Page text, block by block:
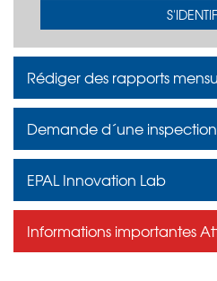
Rédiger des rapports
Demande d´une
EPAL Innovation Lab
Informations importantes